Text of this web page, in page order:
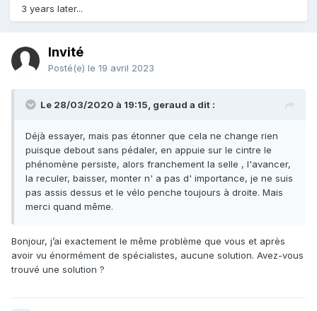
3 years later...
Invité
Posté(e) le 19 avril 2023
Le 28/03/2020 à 19:15, geraud a dit :
Déjà essayer, mais pas étonner que cela ne change rien
puisque debout sans pédaler, en appuie sur le cintre le
phénomène persiste, alors franchement la selle , l'avancer,
la reculer, baisser, monter n' a pas d' importance, je ne suis
pas assis dessus et le vélo penche toujours à droite. Mais
merci quand même.
Bonjour, j’ai exactement le même problème que vous et après
avoir vu énormément de spécialistes, aucune solution. Avez-vous
trouvé une solution ?